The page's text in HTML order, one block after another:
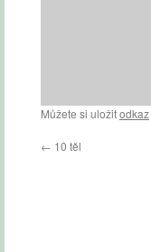
Můžete si uložitodkaz
← 10 těl